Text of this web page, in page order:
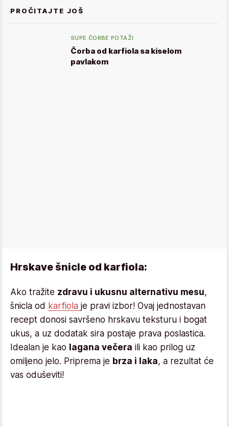
PROČITAJTE JOŠ
SUPE ČORBE POTAŽI
Čorba od karfiola sa kiselom
pavlakom
Hrskave šnicle od karfiola:
Ako tražite zdravu i ukusnu alternativu mesu,
šnicla od karfiola je pravi izbor! Ovaj jednostavan
recept donosi savršeno hrskavu teksturu i bogat
ukus, a uz dodatak sira postaje prava poslastica.
Idealan je kao lagana večera ili kao prilog uz
omiljeno jelo. Priprema je brza i laka, a rezultat će
vas oduševiti!